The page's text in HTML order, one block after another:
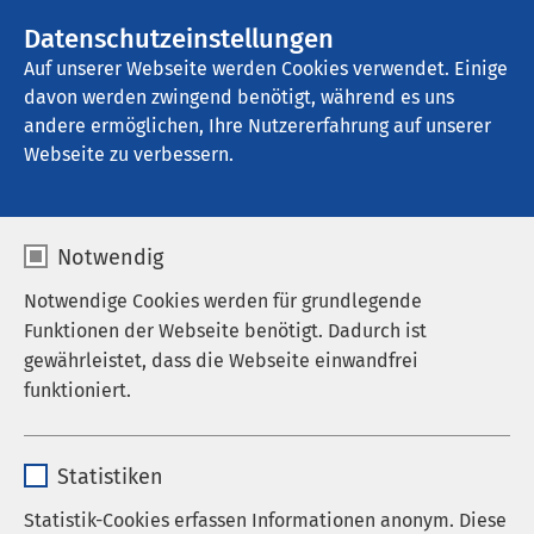
Datenschutzeinstellungen
Auf unserer Webseite werden Cookies verwendet. Einige
davon werden zwingend benötigt, während es uns
andere ermöglichen, Ihre Nutzererfahrung auf unserer
Webseite zu verbessern.
Notwendig
Notwendige Cookies werden für grundlegende
Funktionen der Webseite benötigt. Dadurch ist
gewährleistet, dass die Webseite einwandfrei
funktioniert.
Anbieter sgalinski
Statistiken
Statistik-Cookies erfassen Informationen anonym. Diese
AMEOS Reha Klinikum Ratzeburg
Gynäkologie
Jetzt Reha ohne längere Wartezeit
starten, auch ambulant möglich!
Im AMEOS Reha Klinikum Ratzeburg starten Sie
schnell in Ihre Rehabilitation: wunderschön gelegen